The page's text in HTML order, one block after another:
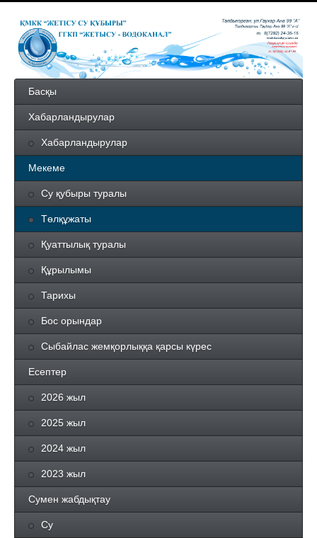
Басқы
Хабарландырулар
Хабарландырулар
Мекеме
Су қубыры туралы
Төлқұжаты
Қуаттылық туралы
Құрылымы
Тарихы
Бос орындар
Сыбайлас жемқорлыққа қарсы күрес
Есептер
2026 жыл
2025 жыл
2024 жыл
2023 жыл
Сумен жабдықтау
Су